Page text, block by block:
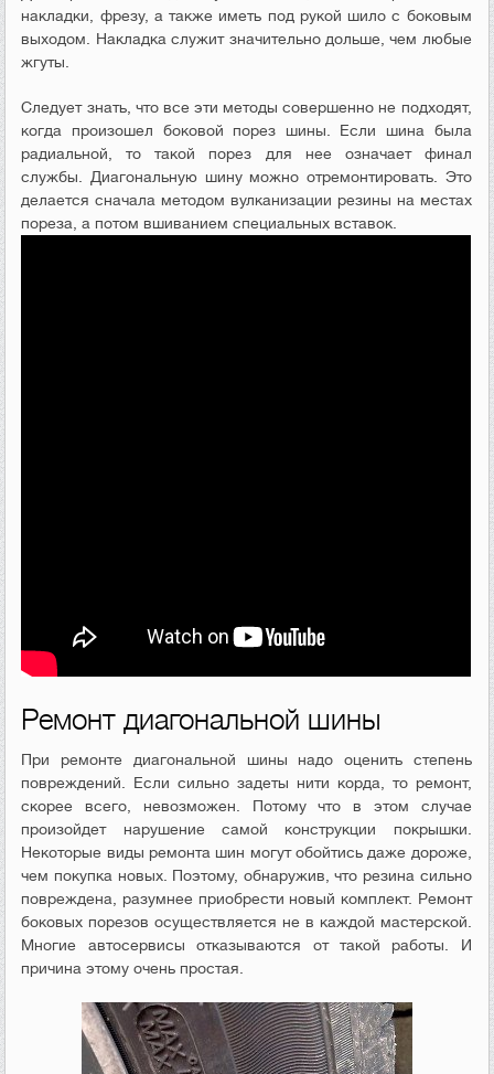
накладки, фрезу, а также иметь под рукой шило с боковым
выходом. Накладка служит значительно дольше, чем любые
жгуты.
Следует знать, что все эти методы совершенно не подходят,
когда произошел боковой порез шины. Если шина была
радиальной, то такой порез для нее означает финал
службы. Диагональную шину можно отремонтировать. Это
делается сначала методом вулканизации резины на местах
пореза, а потом вшиванием специальных вставок.
Ремонт диагональной шины
При ремонте диагональной шины надо оценить степень
повреждений. Если сильно задеты нити корда, то ремонт,
скорее всего, невозможен. Потому что в этом случае
произойдет нарушение самой конструкции покрышки.
Некоторые виды ремонта шин могут обойтись даже дороже,
чем покупка новых. Поэтому, обнаружив, что резина сильно
повреждена, разумнее приобрести новый комплект. Ремонт
боковых порезов осуществляется не в каждой мастерской.
Многие автосервисы отказываются от такой работы. И
причина этому очень простая.